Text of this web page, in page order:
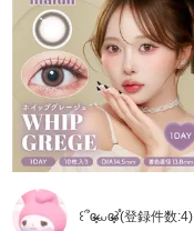
꒰՞ɞ̴̶̷̥⩊ɞ̴̶̷̥꒱֯(登録件数:4)